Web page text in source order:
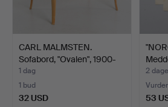
CARL MALMSTEN.
Sofabord, "Ovalen", 1900-
ta…
1 dag
1 bud
32 USD
2 dage
53